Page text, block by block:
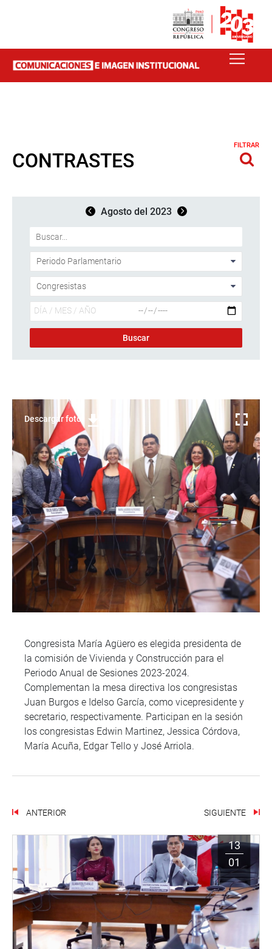
CONTRASTES
FILTRAR
Agosto del 2023
Descargar foto
Congresista María Agüero es elegida presidenta de
la comisión de Vivienda y Construcción para el
Periodo Anual de Sesiones 2023-2024.
Complementan la mesa directiva los congresistas
Juan Burgos e Idelso García, como vicepresidente y
secretario, respectivamente. Participan en la sesión
los congresistas Edwin Martinez, Jessica Córdova,
María Acuña, Edgar Tello y José Arriola.
ANTERIOR SIGUIENTE
13
01